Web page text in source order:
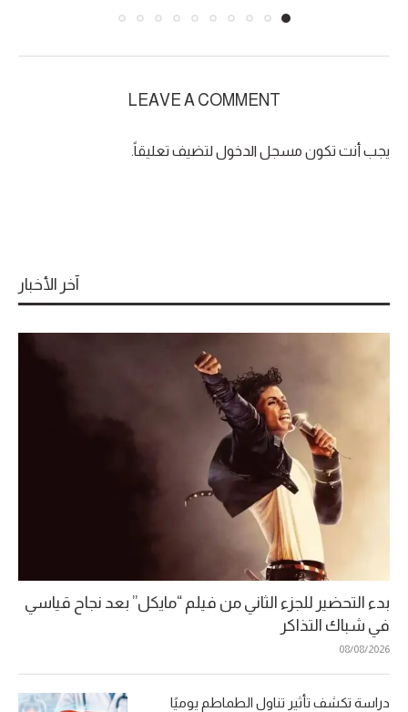
LEAVE A COMMENT
يجب أنت تكون مسجل الدخول لتضيف تعليقاً.
آخر الأخبار
بدء التحضير للجزء الثاني من فيلم “مايكل” بعد نجاح قياسي
في شباك التذاكر
08/08/2026
دراسة تكشف تأثير تناول الطماطم يوميًا